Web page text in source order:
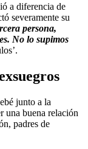
a diferencia de
severamente su
persona,
No lo supimos
junto a la
una buena relación
padres de